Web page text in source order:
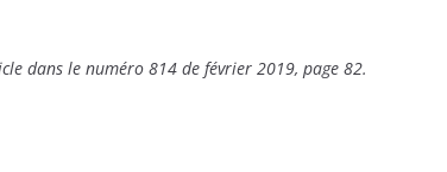
dans le numéro 814 de février 2019, page 82.